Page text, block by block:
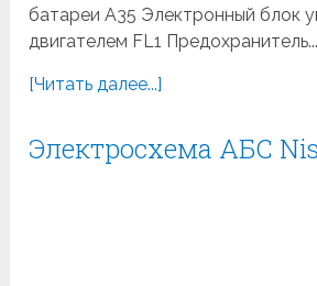
батареи A35 Электронный блок
двигателем FL1 Предохранитель...
[Читать далее...]
Электросхема АБС